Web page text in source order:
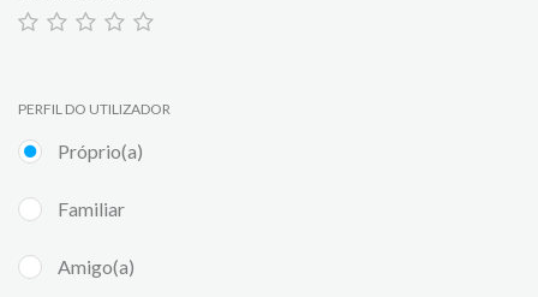
PERFIL DO UTILIZADOR
Próprio(a)
Familiar
Amigo(a)